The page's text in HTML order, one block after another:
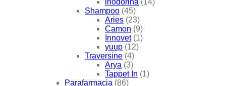
inodorina (14)
Shampoo (45)
Aries (23)
Camon (9)
Innovet (1)
yuup (12)
Traversine (4)
Arya (3)
Tappet In (1)
Parafarmacia (86)